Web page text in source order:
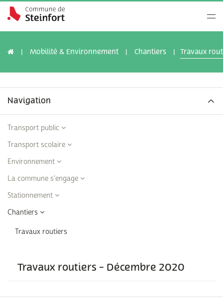
Mobilité & Environnement Chantiers Travaux
Navigation
Transport public
Transport scolaire
Environnement
La commune s'engage
Stationnement
Chantiers
Travaux routiers
Travaux routiers - Décembre 2020